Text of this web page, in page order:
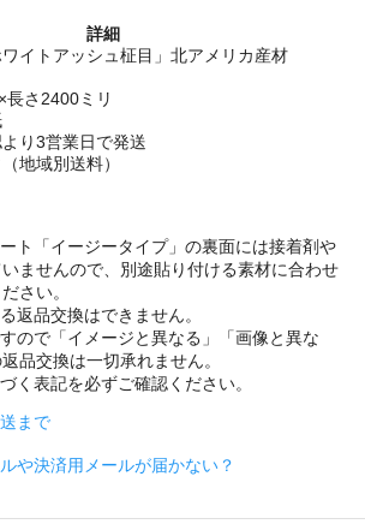
詳細
イトアッシュ柾目」北アメリカ産材
長さ2400ミリ
り3営業日で発送
地域別送料）
ト「イージータイプ」の裏面には接着剤や
ませんので、別途貼り付ける素材に合わせ
さい。
返品交換はできません。
ので「イメージと異なる」「画像と異な
品交換は一切承れません。
く表記を必ずご確認ください。
まで
や決済用メールが届かない？